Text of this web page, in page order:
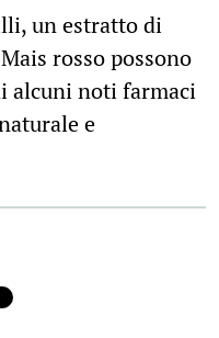
un estratto di
rosso possono
alcuni noti farmaci
e